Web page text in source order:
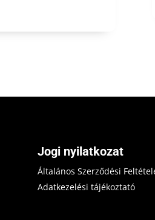
Jogi nyilatkozat
Általános Szerződési
Adatkezelési tájékoztató